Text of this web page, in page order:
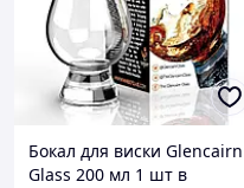
Бокал для виски Glencairn
Glass 200 мл 1 шт в